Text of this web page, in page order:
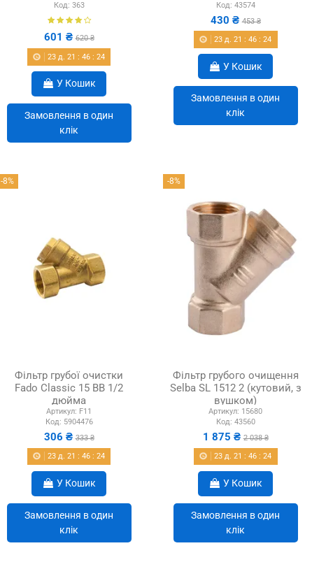
Код: 363
601 ₴620 ₴
23 д. 21 :46 :22
У Кошик
Замовлення в один
клік
Код: 43574
430 ₴453 ₴
23 д. 21 :46 :22
У Кошик
Замовлення в один
клік
-8%
Фільтр грубої очистки
Fado Сlassic 15 ВВ 1/2
дюйма
Артикул: F11
Код: 5904476
306 ₴333 ₴
23 д. 21 :46 :22
У Кошик
Замовлення в один
клік
-8%
Фільтр грубого очищення
Selba SL 1512 2 (кутовий, з
вушком)
Артикул: 15680
Код: 43560
1 875 ₴2 038 ₴
23 д. 21 :46 :22
У Кошик
Замовлення в один
клік